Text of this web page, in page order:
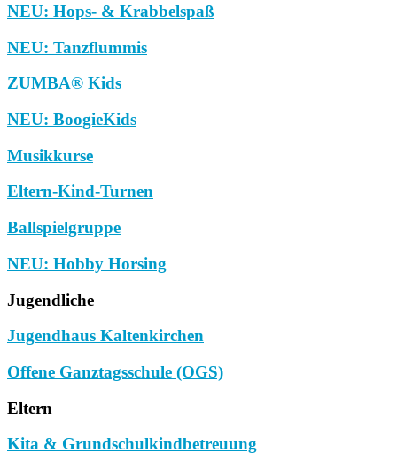
NEU: Hops- & Krabbelspaß
NEU: Tanzflummis
ZUMBA® Kids
NEU: BoogieKids
Musikkurse
Eltern-Kind-Turnen
Ballspielgruppe
NEU: Hobby Horsing
Jugendliche
Jugendhaus Kaltenkirchen
Offene Ganztagsschule (OGS)
Eltern
Kita & Grundschulkindbetreuung